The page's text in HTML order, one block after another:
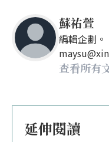
蘇祐萱
編輯企劃。
查看所有
延伸閱讀